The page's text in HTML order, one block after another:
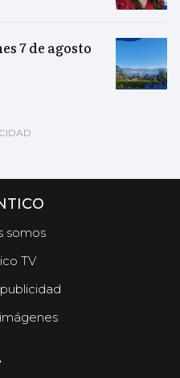
7 de agosto
somos
TV
.